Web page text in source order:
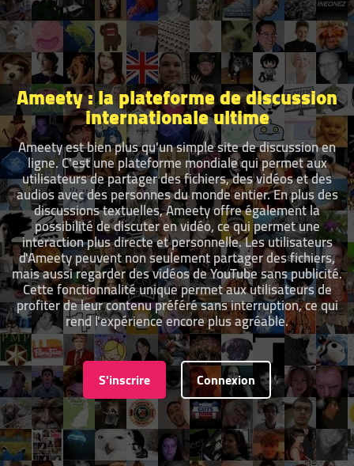
Ameety : la plateforme de discussion
internationale ultime
Ameety est bien plus qu'un simple site de discussion en
ligne. C'est une plateforme mondiale qui permet aux
utilisateurs de partager des fichiers, des vidéos et des
audios avec des personnes du monde entier. En plus des
discussions textuelles, Ameety offre également la
possibilité de discuter en vidéo, ce qui permet une
interaction plus directe et personnelle. Les utilisateurs
d'Ameety peuvent non seulement partager des fichiers,
mais aussi regarder des vidéos de YouTube sans publicité.
Cette fonctionnalité unique permet aux utilisateurs de
profiter de leur contenu préféré sans interruption, ce qui
rend l'expérience encore plus agréable.
S'inscrire Connexion